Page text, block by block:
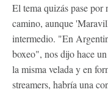
El tema quizás pase por
camino, aunque
intermedio. "En
boxeo", nos dijo hace
la misma velada y en
streamers, habría una